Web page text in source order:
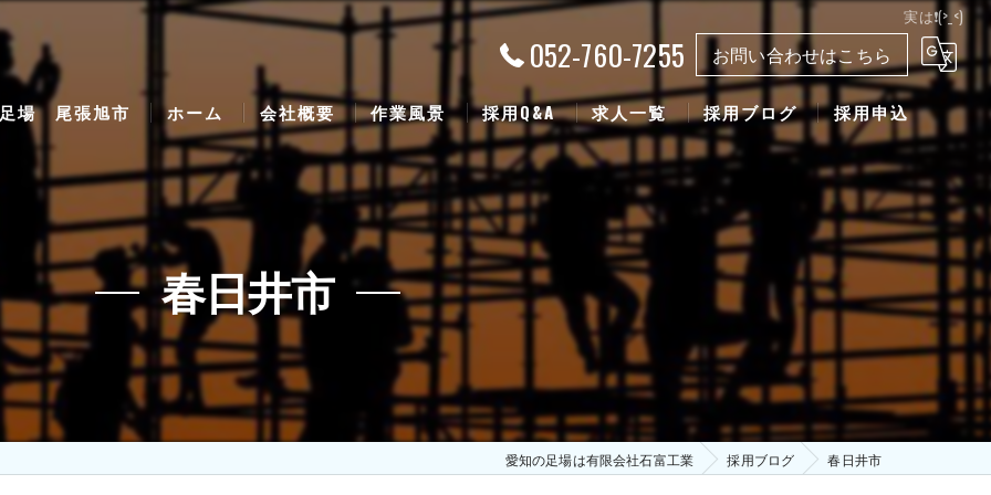
実は❗(>_<)
052-760-7255 お問い合わせはこちら
場 尾張旭市 ホーム 会社概要 作業風景 採用Q&A 求人一覧 採用ブログ 採用申込
春日井市
愛知の足場は有限会社石富工業 採用ブログ 春日井市